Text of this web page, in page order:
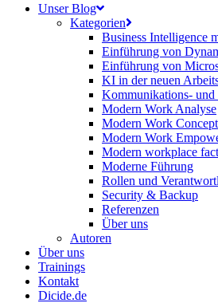
search
Menu
Unser Blog
Kategorien
Business Intelligence
Einführung von
Einführung von
KI in der neuen
Kommunikations- und
Modern Work Analyse
Modern Work
Modern Work
Modern workplace
Moderne Führung
Rollen und
Security & Backup
Referenzen
Über uns
Autoren
Über uns
Trainings
Kontakt
Dicide.de